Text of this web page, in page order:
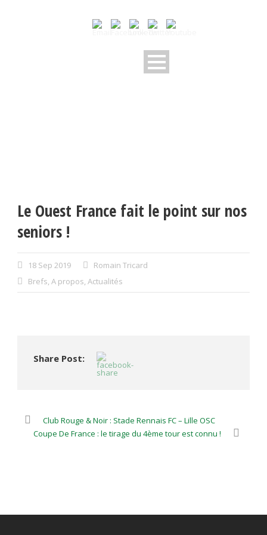
Le Ouest France fait le point sur nos
seniors !
18 Sep 2019
Romain Tricard
Brefs, A propos, Actualités
Share Post:
Club Rouge & Noir : Stade Rennais FC – Lille OSC
Coupe De France : le tirage du 4ème tour est connu !